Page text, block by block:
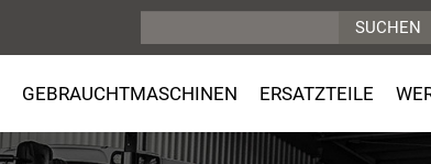
GEBRAUCHTMASCHINEN ERSATZTEILE